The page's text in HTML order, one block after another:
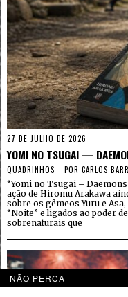
27 DE JULHO DE 2026
YOMI NO TSUGAI —
QUADRINHOS POR CARLOS
“Yomi no Tsugai –
ação de Hiromu Arakawa
sobre os gêmeos Yuru e
“Noite” e ligados ao poder
sobrenaturais que
NÃO PERCA